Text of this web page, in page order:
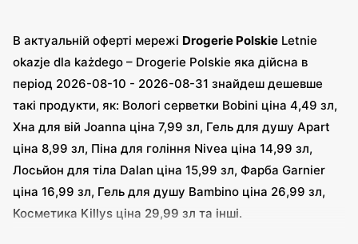
В актуальній оферті мережі Drogerie Polskie Letnie
okazje dla każdego – Drogerie Polskie яка дійсна в
період 2026-08-10 - 2026-08-31 знайдеш дешевше
такі продукти, як: Вологі серветки Bobini ціна 4,49 зл,
Хна для вій Joanna ціна 7,99 зл, Гель для душу Apart
ціна 8,99 зл, Піна для гоління Nivea ціна 14,99 зл,
Лосьйон для тіла Dalan ціна 15,99 зл, Фарба Garnier
ціна 16,99 зл, Гель для душу Bambino ціна 26,99 зл,
Косметика Killys ціна 29,99 зл та інші.